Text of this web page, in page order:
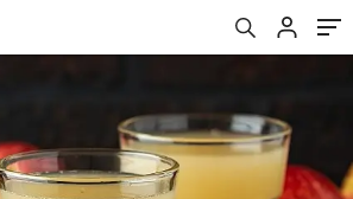
ihracat hedefine kilitlendi